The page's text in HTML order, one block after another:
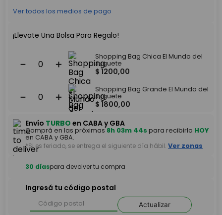
Ver todos los medios de pago
¡Llevate Una Bolsa Para Regalo!
＋
－
Shopping Bag Chica El Mundo del
Juguete
$ 1200,00
＋
－
Shopping Bag Grande El Mundo del
Juguete
$ 1800,00
Envío TURBO en CABA y GBA
Comprá en las próximas8h 03m 44s para recibirlo HOY
en CABA y GBA.
*Si es feriado, se entrega el siguiente día hábil. Ver zonas
30 díaspara devolver tu compra
Ingresá tu código postal
Actualizar